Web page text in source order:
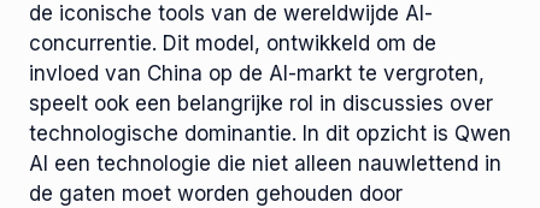
de iconische tools van de wereldwijde AI-
concurrentie. Dit model, ontwikkeld om de
invloed van China op de AI-markt te vergroten,
speelt ook een belangrijke rol in discussies over
technologische dominantie. In dit opzicht is Qwen
AI een technologie die niet alleen nauwlettend in
de gaten moet worden gehouden door